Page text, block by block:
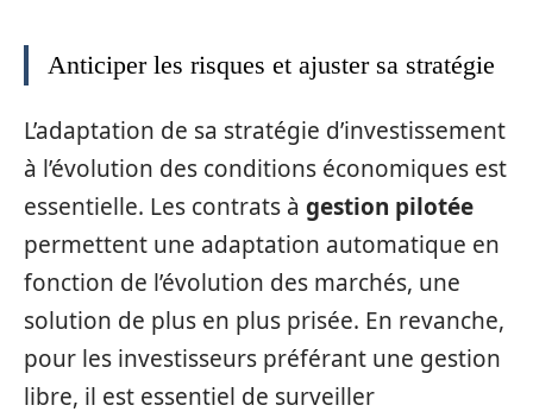
Anticiper les risques et ajuster sa stratégie
L’adaptation de sa stratégie d’investissement
à l’évolution des conditions économiques est
essentielle. Les contrats à gestion pilotée
permettent une adaptation automatique en
fonction de l’évolution des marchés, une
solution de plus en plus prisée. En revanche,
pour les investisseurs préférant une gestion
libre, il est essentiel de surveiller